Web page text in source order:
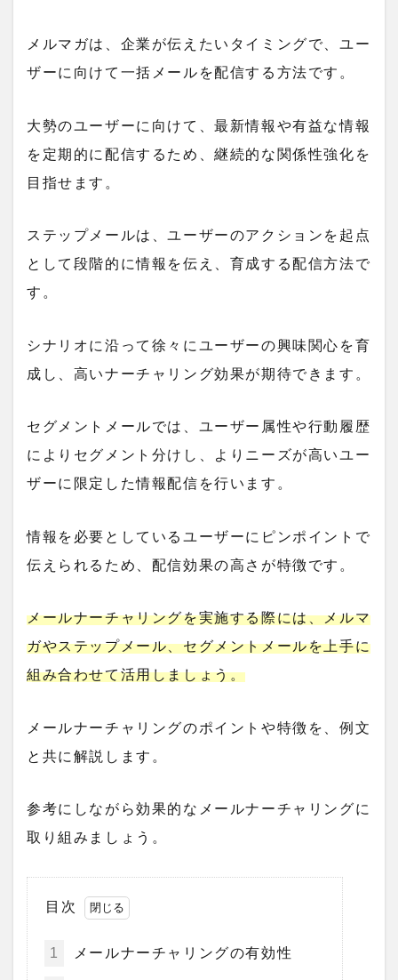
メルマガは、企業が伝えたいタイミングで、ユー
ザーに向けて一括メールを配信する方法です。
大勢のユーザーに向けて、最新情報や有益な情報
を定期的に配信するため、継続的な関係性強化を
目指せます。
ステップメールは、ユーザーのアクションを起点
として段階的に情報を伝え、育成する配信方法で
す。
シナリオに沿って徐々にユーザーの興味関心を育
成し、高いナーチャリング効果が期待できます。
セグメントメールでは、ユーザー属性や行動履歴
によりセグメント分けし、よりニーズが高いユー
ザーに限定した情報配信を行います。
情報を必要としているユーザーにピンポイントで
伝えられるため、配信効果の高さが特徴です。
メールナーチャリングを実施する際には、メルマ
ガやステップメール、セグメントメールを上手に
組み合わせて活用しましょう。
メールナーチャリングのポイントや特徴を、例文
と共に解説します。
参考にしながら効果的なメールナーチャリングに
取り組みましょう。
目次
1 メールナーチャリングの有効性